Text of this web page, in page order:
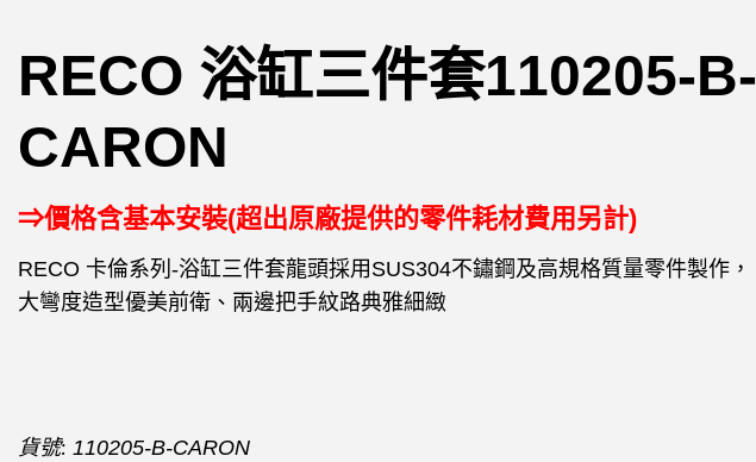
RECO 浴缸三件套110205-B-
CARON
⇒價格含基本安裝(超出原廠提供的零件耗材費用另計)
RECO 卡倫系列-浴缸三件套龍頭採用SUS304不鏽鋼及高規格質量零件製作，
大彎度造型優美前衛、兩邊把手紋路典雅細緻
貨號: 110205-B-CARON